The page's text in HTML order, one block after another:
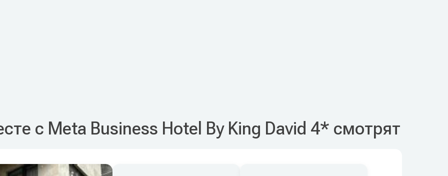
с Meta Business Hotel By King David 4* смотрят